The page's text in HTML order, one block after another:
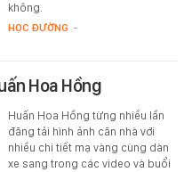
không.
HỌC ĐƯỜNG -
Hoa Hồng
Huấn Hoa Hồng từng nhiều lần
đăng tải hình ảnh căn nhà với
nhiều chi tiết mạ vàng cùng dàn
xe sang trong các video và buổi